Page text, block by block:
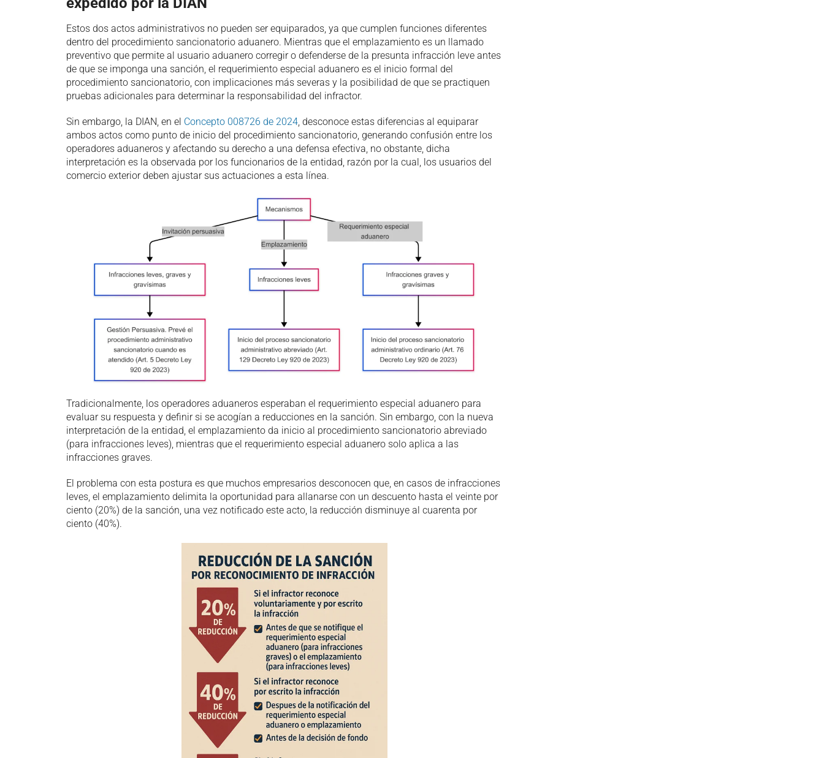
Estos dos actos administrativos no pueden ser equiparados, ya que cumplen funciones diferentes
dentro del procedimiento sancionatorio aduanero. Mientras que el emplazamiento es un llamado
preventivo que permite al usuario aduanero corregir o defenderse de la presunta infracción leve antes
de que se imponga una sanción, el requerimiento especial aduanero es el inicio formal del
procedimiento sancionatorio, con implicaciones más severas y la posibilidad de que se practiquen
pruebas adicionales para determinar la responsabilidad del infractor.
Sin embargo, la DIAN, en el Concepto 008726 de 2024, desconoce estas diferencias al equiparar
ambos actos como punto de inicio del procedimiento sancionatorio, generando confusión entre los
operadores aduaneros y afectando su derecho a una defensa efectiva, no obstante, dicha
interpretación es la observada por los funcionarios de la entidad, razón por la cual, los usuarios del
comercio exterior deben ajustar sus actuaciones a esta línea.
Tradicionalmente, los operadores aduaneros esperaban el requerimiento especial aduanero para
evaluar su respuesta y definir si se acogían a reducciones en la sanción. Sin embargo, con la nueva
interpretación de la entidad, el emplazamiento da inicio al procedimiento sancionatorio abreviado
(para infracciones leves), mientras que el requerimiento especial aduanero solo aplica a las
infracciones graves.
El problema con esta postura es que muchos empresarios desconocen que, en casos de infracciones
leves, el emplazamiento delimita la oportunidad para allanarse con un descuento hasta el veinte por
ciento (20%) de la sanción, una vez notificado este acto, la reducción disminuye al cuarenta por
ciento (40%).